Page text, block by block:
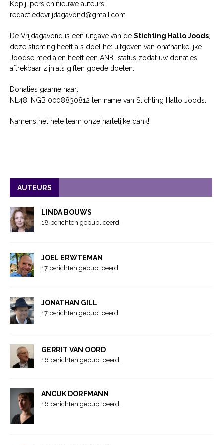
Kopij, pers en nieuwe auteurs:
redactiedevrijdagavond@gmail.com
De Vrijdagavond is een uitgave van de Stichting Hallo Joods
deze stichting heeft als doel het uitgeven van onafhankelijke
Joodse media en heeft een ANBI-status zodat uw donaties
aftrekbaar zijn als giften goede doelen.
Donaties gaarne naar:
NL48 INGB 0008830812 ten name van Stichting Hallo Joods.
Namens het hele team onze hartelijke dank!
AUTEURS
LINDA BOUWS
18 berichten gepubliceerd
JOEL ERWTEMAN
17 berichten gepubliceerd
JONATHAN GILL
17 berichten gepubliceerd
GERRIT VAN OORD
16 berichten gepubliceerd
ANOUK DORFMANN
16 berichten gepubliceerd